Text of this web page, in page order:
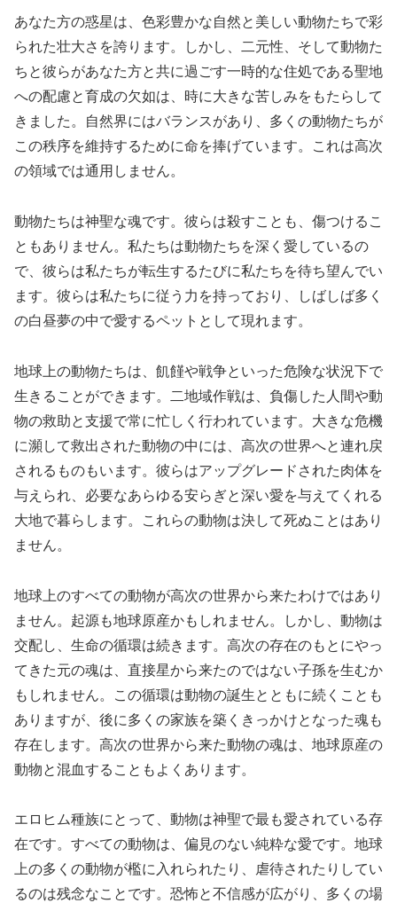
あなた方の惑星は、色彩豊かな自然と美しい動物たちで彩
られた壮大さを誇ります。しかし、二元性、そして動物た
ちと彼らがあなた方と共に過ごす一時的な住処である聖地
への配慮と育成の欠如は、時に大きな苦しみをもたらして
きました。自然界にはバランスがあり、多くの動物たちが
この秩序を維持するために命を捧げています。これは高次
の領域では通用しません。
動物たちは神聖な魂です。彼らは殺すことも、傷つけるこ
ともありません。私たちは動物たちを深く愛しているの
で、彼らは私たちが転生するたびに私たちを待ち望んでい
ます。彼らは私たちに従う力を持っており、しばしば多く
の白昼夢の中で愛するペットとして現れます。
地球上の動物たちは、飢饉や戦争といった危険な状況下で
生きることができます。二地域作戦は、負傷した人間や動
物の救助と支援で常に忙しく行われています。大きな危機
に瀕して救出された動物の中には、高次の世界へと連れ戻
されるものもいます。彼らはアップグレードされた肉体を
与えられ、必要なあらゆる安らぎと深い愛を与えてくれる
大地で暮らします。これらの動物は決して死ぬことはあり
ません。
地球上のすべての動物が高次の世界から来たわけではあり
ません。起源も地球原産かもしれません。しかし、動物は
交配し、生命の循環は続きます。高次の存在のもとにやっ
てきた元の魂は、直接星から来たのではない子孫を生むか
もしれません。この循環は動物の誕生とともに続くことも
ありますが、後に多くの家族を築くきっかけとなった魂も
存在します。高次の世界から来た動物の魂は、地球原産の
動物と混血することもよくあります。
エロヒム種族にとって、動物は神聖で最も愛されている存
在です。すべての動物は、偏見のない純粋な愛です。地球
上の多くの動物が檻に入れられたり、虐待されたりしてい
るのは残念なことです。恐怖と不信感が広がり、多くの場